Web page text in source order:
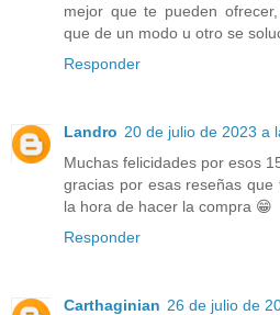
mejor que te pueden
que de un modo u otro se
Responder
Landro 20 de julio de 2023 a
Muchas felicidades por esos
gracias por esas reseñas
la hora de hacer la compra 😁
Responder
Carthaginian 26 de julio de